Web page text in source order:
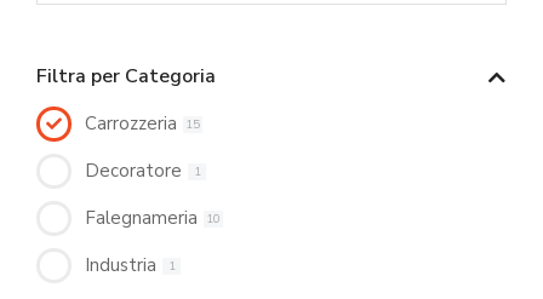
Filtra per Categoria
Carrozzeria 15
Decoratore 1
Falegnameria 10
Industria 1